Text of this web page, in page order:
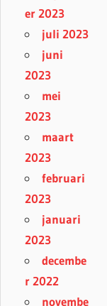
er 2023
juli 2023
juni
2023
mei
2023
maart
2023
februari
2023
januari
2023
decembe
r 2022
novembe